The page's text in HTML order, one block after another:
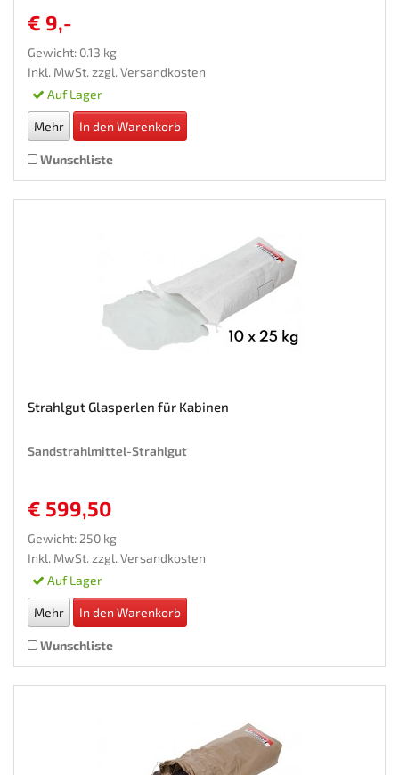
€ 9,-
Gewicht: 0.13 kg
Inkl. MwSt. zzgl. Versandkosten
Auf Lager
Mehr In den Warenkorb
Wunschliste
Strahlgut Glasperlen für Kabinen
Sandstrahlmittel-Strahlgut
€ 599,50
Gewicht: 250 kg
Inkl. MwSt. zzgl. Versandkosten
Auf Lager
Mehr In den Warenkorb
Wunschliste